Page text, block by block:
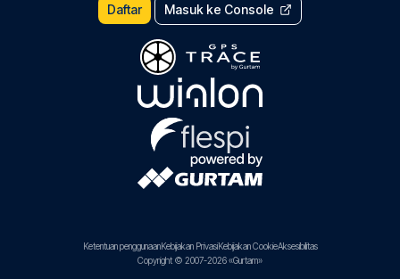
Daftar Masuk ke Console
Ketentuan penggunaanKebijakan PrivasiKebijakan CookieAksesibilitas
Copyright © 2007-2026 «Gurtam»